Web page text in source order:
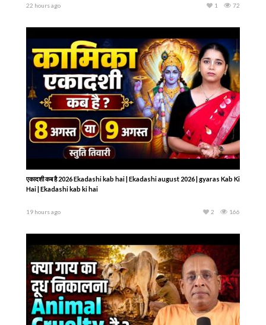
22 hours ago 72
1
एकादशी कब है 2026 Ekadashi kab hai | Ekadashi august 2026 | gyaras Kab Ki
Hai | Ekadashi kab ki hai
19 hours ago 166
2